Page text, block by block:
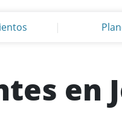
en